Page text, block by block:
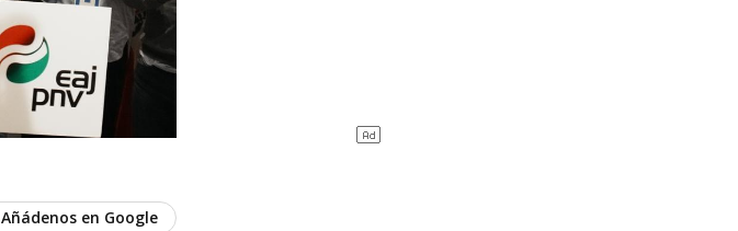
Añádenos en Google